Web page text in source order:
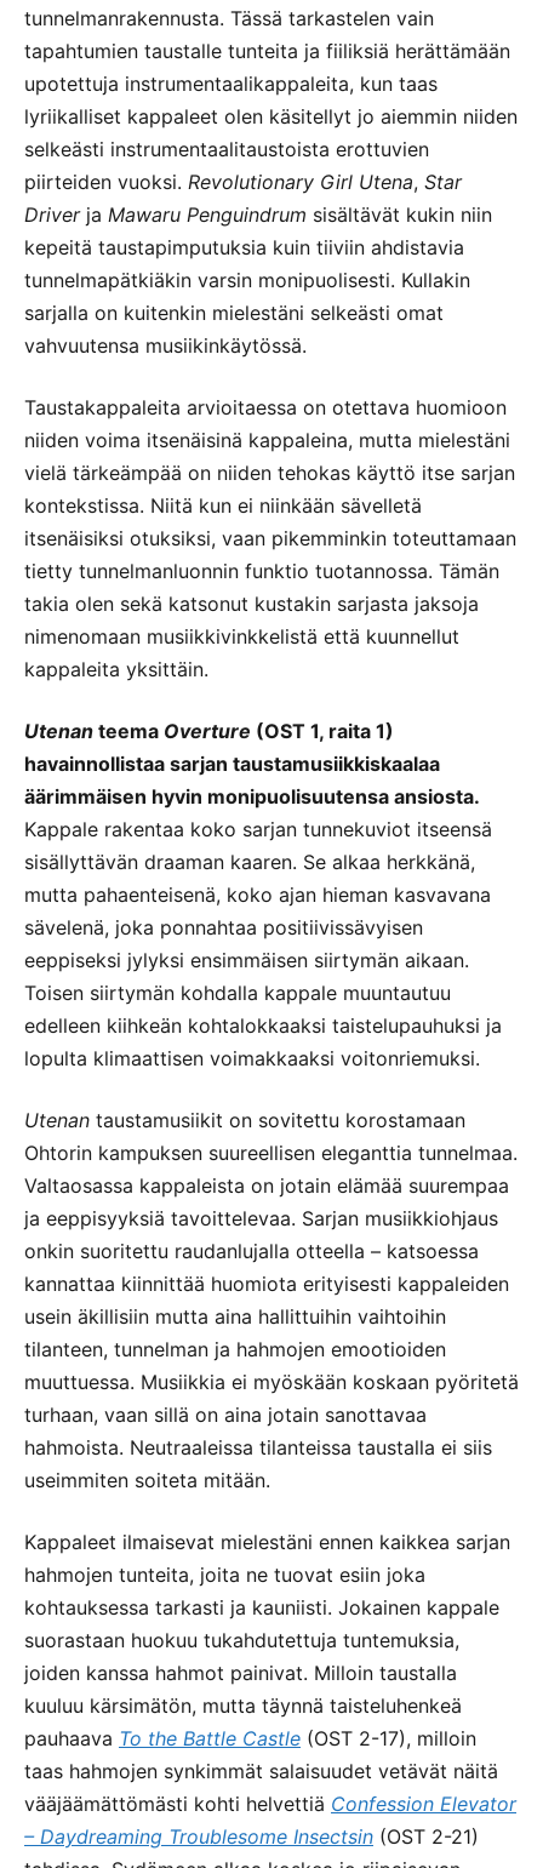
tunnelmanrakennusta. Tässä tarkastelen vain
tapahtumien taustalle tunteita ja fiiliksiä herättämään
upotettuja instrumentaalikappaleita, kun taas
lyriikalliset kappaleet olen käsitellyt jo aiemmin niiden
selkeästi instrumentaalitaustoista erottuvien
piirteiden vuoksi. Revolutionary Girl Utena, Star
Driverja Mawaru Penguindrum sisältävät kukin niin
kepeitä taustapimputuksia kuin tiiviin ahdistavia
tunnelmapätkiäkin varsin monipuolisesti. Kullakin
sarjalla on kuitenkin mielestäni selkeästi omat
vahvuutensa musiikinkäytössä.
Taustakappaleita arvioitaessa on otettava huomioon
niiden voima itsenäisinä kappaleina, mutta mielestäni
vielä tärkeämpää on niiden tehokas käyttö itse sarjan
kontekstissa. Niitä kun ei niinkään sävelletä
itsenäisiksi otuksiksi, vaan pikemminkin toteuttamaan
tietty tunnelmanluonnin funktio tuotannossa. Tämän
takia olen sekä katsonut kustakin sarjasta jaksoja
nimenomaan musiikkivinkkelistä että kuunnellut
kappaleita yksittäin.
Utenan teema Overture (OST 1, raita 1)
havainnollistaa sarjan taustamusiikkiskaalaa
äärimmäisen hyvin monipuolisuutensa ansiosta.
Kappale rakentaa koko sarjan tunnekuviot itseensä
sisällyttävän draaman kaaren. Se alkaa herkkänä,
mutta pahaenteisenä, koko ajan hieman kasvavana
sävelenä, joka ponnahtaa positiivissävyisen
eeppiseksi jylyksi ensimmäisen siirtymän aikaan.
Toisen siirtymän kohdalla kappale muuntautuu
edelleen kiihkeän kohtalokkaaksi taistelupauhuksi ja
lopulta klimaattisen voimakkaaksi voitonriemuksi.
Utenan taustamusiikit on sovitettu korostamaan
Ohtorin kampuksen suureellisen eleganttia tunnelmaa.
Valtaosassa kappaleista on jotain elämää suurempaa
ja eeppisyyksiä tavoittelevaa. Sarjan musiikkiohjaus
onkin suoritettu raudanlujalla otteella – katsoessa
kannattaa kiinnittää huomiota erityisesti kappaleiden
usein äkillisiin mutta aina hallittuihin vaihtoihin
tilanteen, tunnelman ja hahmojen emootioiden
muuttuessa. Musiikkia ei myöskään koskaan pyöritetä
turhaan, vaan sillä on aina jotain sanottavaa
hahmoista. Neutraaleissa tilanteissa taustalla ei siis
useimmiten soiteta mitään.
Kappaleet ilmaisevat mielestäni ennen kaikkea sarjan
hahmojen tunteita, joita ne tuovat esiin joka
kohtauksessa tarkasti ja kauniisti. Jokainen kappale
suorastaan huokuu tukahdutettuja tuntemuksia,
joiden kanssa hahmot painivat. Milloin taustalla
kuuluu kärsimätön, mutta täynnä taisteluhenkeä
pauhaava To the Battle Castle (OST 2-17), milloin
taas hahmojen synkimmät salaisuudet vetävät näitä
vääjäämättömästi kohti helvettiä Confession Elevator
– Daydreaming Troublesome Insectsin (OST 2-21)